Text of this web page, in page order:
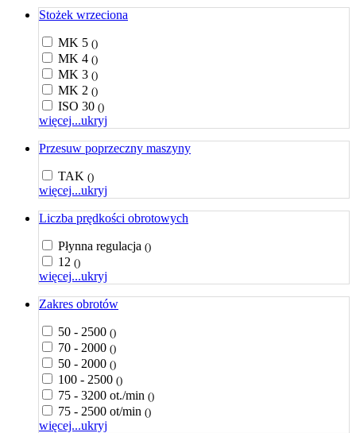
Stożek wrzeciona
MK 5 ()
MK 4 ()
MK 3 ()
MK 2 ()
ISO 30 ()
więcej...ukryj
Przesuw poprzeczny maszyny
TAK ()
więcej...ukryj
Liczba prędkości obrotowych
Płynna regulacja ()
12 ()
więcej...ukryj
Zakres obrotów
50 - 2500 ()
70 - 2000 ()
50 - 2000 ()
100 - 2500 ()
75 - 3200 ot./min ()
75 - 2500 ot/min ()
więcej...ukryj